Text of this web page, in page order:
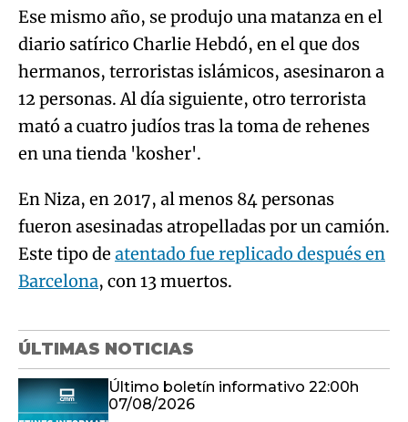
Ese mismo año, se produjo una matanza en el
diario satírico Charlie Hebdó, en el que dos
hermanos, terroristas islámicos, asesinaron a
12 personas. Al día siguiente, otro terrorista
mató a cuatro judíos tras la toma de rehenes
en una tienda 'kosher'.
En Niza, en 2017, al menos 84 personas
fueron asesinadas atropelladas por un camión.
Este tipo de atentado fue replicado después en
Barcelona, con 13 muertos.
ÚLTIMAS NOTICIAS
Último boletín informativo 22:00h
07/08/2026